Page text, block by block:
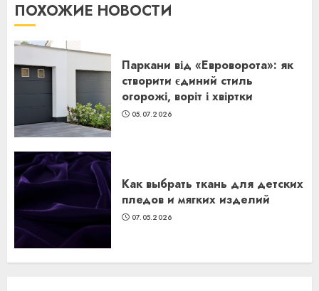
ПОХОЖИЕ НОВОСТИ
Паркани від «Евроворота»: як
створити єдиний стиль
огорожі, воріт і хвіртки
05.07.2026
Как выбрать ткань для детских
пледов и мягких изделий
07.05.2026